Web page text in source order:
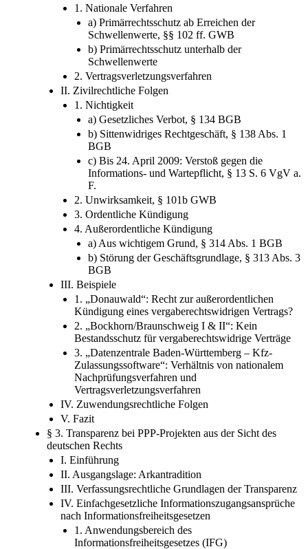
1. Nationale Verfahren
a) Primärrechtsschutz ab Erreichen der
Schwellenwerte, §§ 102 ff. GWB
b) Primärrechtsschutz unterhalb der
Schwellenwerte
2. Vertragsverletzungsverfahren
II. Zivilrechtliche Folgen
1. Nichtigkeit
a) Gesetzliches Verbot, § 134 BGB
b) Sittenwidriges Rechtgeschäft, § 138 Abs. 1
BGB
c) Bis 24. April 2009: Verstoß gegen die
Informations- und Wartepflicht, § 13 S. 6 VgV a.
F.
2. Unwirksamkeit, § 101b GWB
3. Ordentliche Kündigung
4. Außerordentliche Kündigung
a) Aus wichtigem Grund, § 314 Abs. 1 BGB
b) Störung der Geschäftsgrundlage, § 313 Abs. 3
BGB
III. Beispiele
1. „Donauwald“: Recht zur außerordentlichen
Kündigung eines vergaberechtswidrigen Vertrags?
2. „Bockhorn/Braunschweig I & II“: Kein
Bestandsschutz für vergaberechtswidrige Verträge
3. „Datenzentrale Baden-Württemberg – Kfz-
Zulassungssoftware“: Verhältnis von nationalem
Nachprüfungsverfahren und
Vertragsverletzungsverfahren
IV. Zuwendungsrechtliche Folgen
V. Fazit
§ 3. Transparenz bei PPP-Projekten aus der Sicht des
deutschen Rechts
I. Einführung
II. Ausgangslage: Arkantradition
III. Verfassungsrechtliche Grundlagen der Transparenz
IV. Einfachgesetzliche Informationszugangsansprüche
nach Informationsfreiheitsgesetzen
1. Anwendungsbereich des
Informationsfreiheitsgesetzes (IFG)